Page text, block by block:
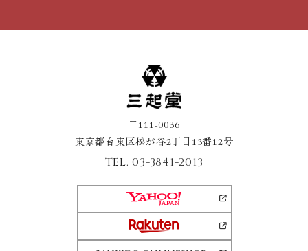
〒111-0036
東京都台東区松が谷2丁目13番12号
TEL.03-3841-2013